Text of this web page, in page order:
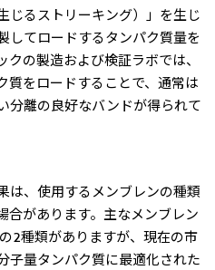
じるストリーキング）」を生じ
してロードするタンパク質量を
の製造および検証ラボでは、
質をロードすることで、通常は
分離の良好なバンドが得られて
は、使用するメンブレンの種類
合があります。主なメンブレン
2種類がありますが、現在の市
子量タンパク質に最適化された